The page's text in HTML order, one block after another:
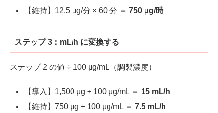
【維持】12.5 μg/分 × 60 分 ＝750 μg/時
ステップ 3：mL/h に変換する
ステップ 2 の値 ÷ 100 μg/mL（調製濃度）
【導入】1,500 μg ÷ 100 μg/mL ＝ 15 mL/h
【維持】750 μg ÷ 100 μg/mL ＝7.5 mL/h